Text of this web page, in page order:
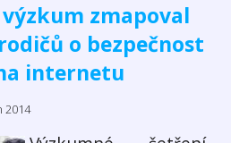
zmapoval
o bezpečnost
internetu
2014